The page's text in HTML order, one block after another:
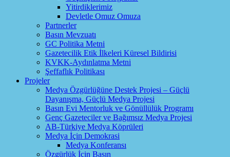
Yitirdiklerimiz
Devletle Omuz Omuza
Partnerler
Basın Mevzuatı
GC Politika Metni
Gazetecilik Etik İlkeleri Küresel Bildirisi
KVKK-Aydınlatma Metni
Şeffaflık Politikası
Projeler
Medya Özgürlüğüne Destek Projesi – Güçlü
Dayanışma, Güçlü Medya Projesi
Basın Evi Mentorluk ve Gönüllülük Programı
Genç Gazeteciler ve Bağımsız Medya Projesi
AB-Türkiye Medya Köprüleri
Medya İçin Demokrasi
Medya Konferansı
Özgürlük İçin Basın